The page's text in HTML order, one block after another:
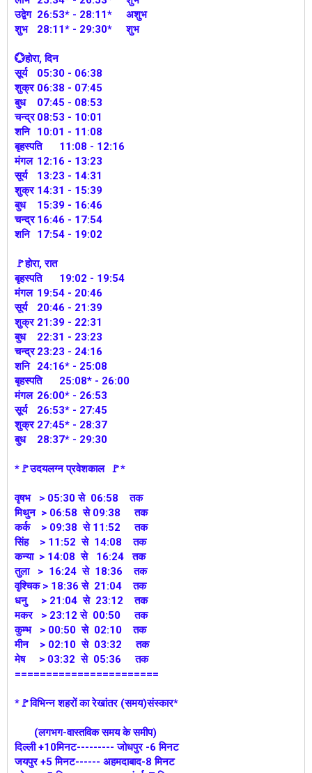
उद्वेग 26:53* - 28:11*
अशुभ
शुभ
28:11* - 29:30* शुभ
💮होरा, दिन
सूर्य
05:30 - 06:38
शुक्र 06:38 - 07:45
बुध
07:45 - 08:53
चन्द्र 08:53 - 10:01
शनि
10:01 - 11:08
बृहस्पति
11:08 - 12:16
मंगल 12:16 - 13:23
सूर्य
13:23 - 14:31
शुक्र 14:31 - 15:39
बुध
15:39 - 16:46
चन्द्र 16:46 - 17:54
शनि
17:54 - 19:02
🚩होरा, रात
बृहस्पति
19:02 - 19:54
मंगल 19:54 - 20:46
सूर्य
20:46 - 21:39
शुक्र 21:39 - 22:31
बुध
22:31 - 23:23
चन्द्र 23:23 - 24:16
शनि
24:16* - 25:08
बृहस्पति
25:08* - 26:00
मंगल 26:00* - 26:53
सूर्य
26:53* - 27:45
शुक्र 27:45* - 28:37
बुध
28:37* - 29:30
*🚩उदयलग्न प्रवेशकाल 🚩*
वृषभ > 05:30 से 06:58 तक
मिथुन > 06:58 से 09:38 तक
कर्क > 09:38 से 11:52 तक
सिंह > 11:52 से 14:08 तक
कन्या > 14:08 से 16:24 तक
तुला > 16:24 से 18:36 तक
वृश्चिक > 18:36 से 21:04 तक
धनु > 21:04 से 23:12 तक
मकर > 23:12 से 00:50 तक
कुम्भ > 00:50 से 02:10 तक
मीन > 02:10 से 03:32 तक
मेष > 03:32 से 05:36 तक
=======================
*🚩विभिन्न शहरों का रेखांतर (समय)संस्कार*
(लगभग-वास्तविक समय के समीप)
दिल्ली +10मिनट--------- जोधपुर -6 मिनट
जयपुर +5 मिनट------ अहमदाबाद-8 मिनट